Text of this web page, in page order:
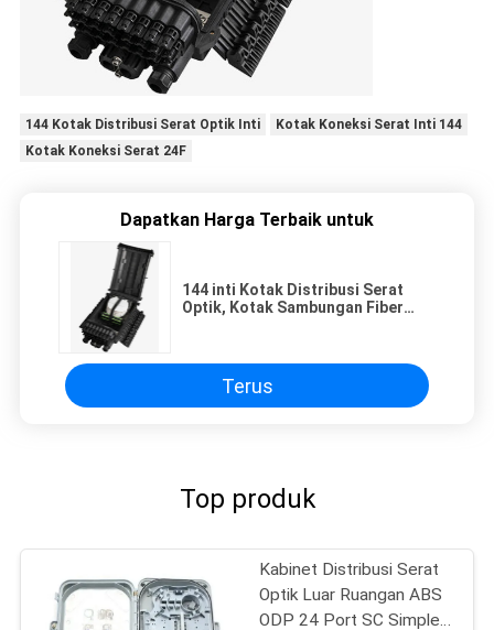
144 Kotak Distribusi Serat Optik Inti
Kotak Koneksi Serat Inti 144
Kotak Koneksi Serat 24F
Dapatkan Harga Terbaik untuk
144 inti Kotak Distribusi Serat
Optik, Kotak Sambungan Fiber
Terus
Top produk
Kabinet Distribusi Serat
Optik Luar Ruangan ABS
ODP 24 Port SC Simplelx